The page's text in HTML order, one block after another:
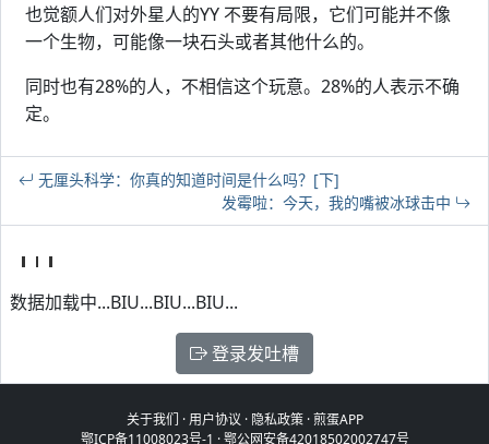
也觉额人们对外星人的YY 不要有局限，它们可能并不像
一个生物，可能像一块石头或者其他什么的。
同时也有28%的人，不相信这个玩意。28%的人表示不确
定。
无厘头科学：你真的知道时间是什么吗？[下]
发霉啦：今天，我的嘴被冰球击中
数据加载中...BIU...BIU...BIU...
登录发吐槽
关于我们 ·用户协议 · 隐私政策·煎蛋APP
鄂ICP备11008023号-1 ·鄂公网安备42018502002747号